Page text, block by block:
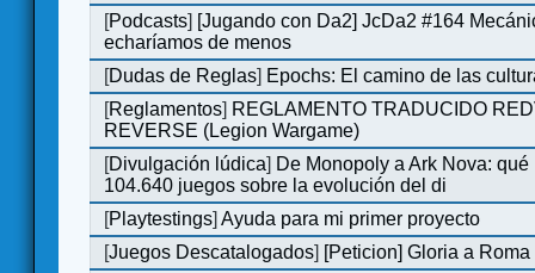
[Podcasts] [Jugando con Da2] JcDa2 #164
echaríamos de menos
[Dudas de Reglas] Epochs: El camino de las
[Reglamentos] REGLAMENTO TRADUCIDO
REVERSE (Legion Wargame)
[Divulgación lúdica] De Monopoly a Ark Nova:
104.640 juegos sobre la evolución del di
[Playtestings]Ayuda para mi primer proyecto
[Juegos Descatalogados] [Peticion] Gloria a Roma